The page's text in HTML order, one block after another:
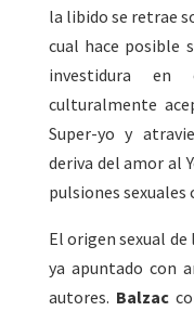
la libido se retrae
cual hace posible
investidura en
culturalmente
Super-yo y
deriva del amor al
pulsiones
El origen sexual de
ya apuntado con
autores. Balzac